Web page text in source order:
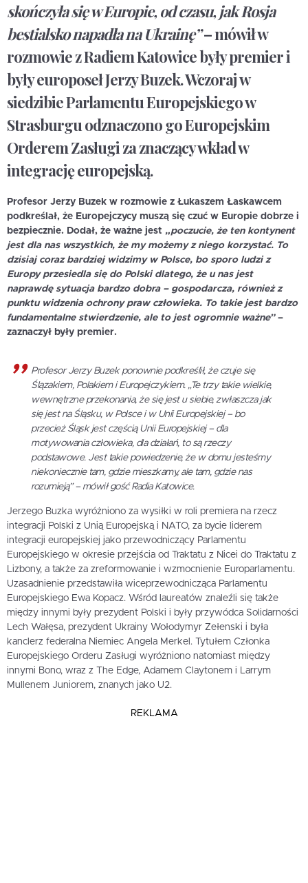
skończyła się w Europie, od czasu, jak Rosja
bestialsko napadła na Ukrainę”– mówił w
rozmowie z Radiem Katowice były premier i
były europoseł Jerzy Buzek. Wczoraj w
siedzibie Parlamentu Europejskiego w
Strasburgu odznaczono go Europejskim
Orderem Zasługi za znaczący wkład w
integrację europejską.
Profesor Jerzy Buzek w rozmowie z Łukaszem Łaskawcem
podkreślał, że Europejczycy muszą się czuć w Europie dobrze i
bezpiecznie. Dodał, że ważne jest „poczucie, że ten kontynent
jest dla nas wszystkich, że my możemy z niego korzystać. To
dzisiaj coraz bardziej widzimy w Polsce, bo sporo ludzi z
Europy przesiedla się do Polski dlatego, że u nas jest
naprawdę sytuacja bardzo dobra – gospodarcza, również z
punktu widzenia ochrony praw człowieka. To takie jest bardzo
fundamentalne stwierdzenie, ale to jest ogromnie ważne” –
zaznaczył były premier.
Profesor Jerzy Buzek ponownie podkreślił, że czuje się
Ślązakiem, Polakiem i Europejczykiem. „Te trzy takie wielkie,
wewnętrzne przekonania, że się jest u siebie, zwłaszcza jak
się jest na Śląsku, w Polsce i w Unii Europejskiej – bo
przecież Śląsk jest częścią Unii Europejskiej – dla
motywowania człowieka, dla działań, to są rzeczy
podstawowe. Jest takie powiedzenie, że w domu jesteśmy
niekoniecznie tam, gdzie mieszkamy, ale tam, gdzie nas
rozumieją”– mówił gość Radia Katowice.
Jerzego Buzka wyróżniono za wysiłki w roli premiera na rzecz
integracji Polski z Unią Europejską i NATO, za bycie liderem
integracji europejskiej jako przewodniczący Parlamentu
Europejskiego w okresie przejścia od Traktatu z Nicei do Traktatu z
Lizbony, a także za zreformowanie i wzmocnienie Europarlamentu.
Uzasadnienie przedstawiła wiceprzewodnicząca Parlamentu
Europejskiego Ewa Kopacz. Wśród laureatów znaleźli się także
między innymi były prezydent Polski i były przywódca Solidarności
Lech Wałęsa, prezydent Ukrainy Wołodymyr Zełenski i była
kanclerz federalna Niemiec Angela Merkel. Tytułem Członka
Europejskiego Orderu Zasługi wyróżniono natomiast między
innymi Bono, wraz z The Edge, Adamem Claytonem i Larrym
Mullenem Juniorem, znanych jako U2.
REKLAMA